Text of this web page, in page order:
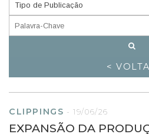
<
CLIPPINGS -19/06/26
EXPANSÃO DA